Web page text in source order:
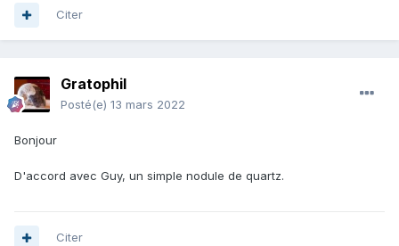
Citer
Gratophil
Posté(e) 13 mars 2022
Bonjour
D'accord avec Guy, un simple nodule de quartz.
Citer